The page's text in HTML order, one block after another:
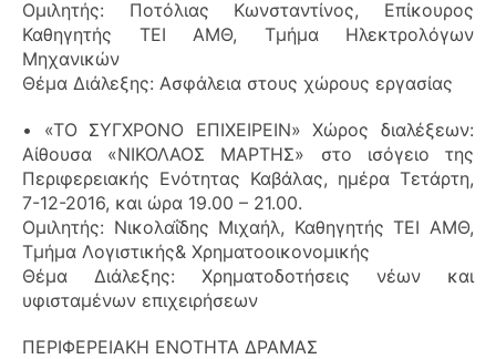
Ομιλητής: Ποτόλιας Κωνσταντίνος, Επίκουρος
Καθηγητής ΤΕΙ ΑΜΘ, Τμήμα Ηλεκτρολόγων
Μηχανικών
Θέμα Διάλεξης: Ασφάλεια στους χώρους εργασίας
• «ΤΟ ΣΥΓΧΡΟΝΟ ΕΠΙΧΕΙΡΕΙΝ» Χώρος διαλέξεων:
Αίθουσα «ΝΙΚΟΛΑΟΣ ΜΑΡΤΗΣ» στο ισόγειο της
Περιφερειακής Ενότητας Καβάλας, ημέρα Τετάρτη,
7-12-2016, και ώρα 19.00 – 21.00.
Ομιλητής: Νικολαΐδης Μιχαήλ, Καθηγητής ΤΕΙ ΑΜΘ,
Τμήμα Λογιστικής& Χρηματοοικονομικής
Θέμα Διάλεξης: Χρηματοδοτήσεις νέων και
υφισταμένων επιχειρήσεων
ΠΕΡΙΦΕΡΕΙΑΚΗ ΕΝΟΤΗΤΑ ΔΡΑΜΑΣ